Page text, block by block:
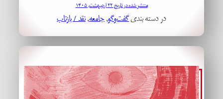
منتشر شده در تاریخ ۲۲ اردیبهشت, ۱۴۰۵
در دسته بندیگفت‌وگو, جامعه, نقد / بازتاب